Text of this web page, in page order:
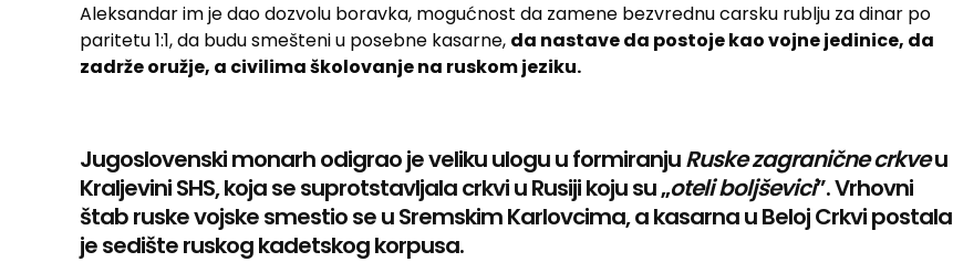
Aleksandar im je dao dozvolu boravka, mogućnost da zamene bezvrednu carsku rublju za dinar po
paritetu 1:1, da budu smešteni u posebne kasarne, da nastave da postoje kao vojne jedinice, da
zadrže oružje, a civilima školovanje na ruskom jeziku.
Jugoslovenski monarh odigrao je veliku ulogu u formiranjuRuske zagranične crkveu
Kraljevini SHS, koja se suprotstavljala crkvi u Rusiji koju su „oteli boljševici”. Vrhovni
štab ruske vojske smestio se u Sremskim Karlovcima, a kasarna u Beloj Crkvi postala
je sedište ruskog kadetskog korpusa.